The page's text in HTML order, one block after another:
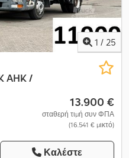
1 / 25
AHK /
13.900 €
σταθερή τιμή συν ΦΠΑ
(16.541 € μικτό)
Καλέστε